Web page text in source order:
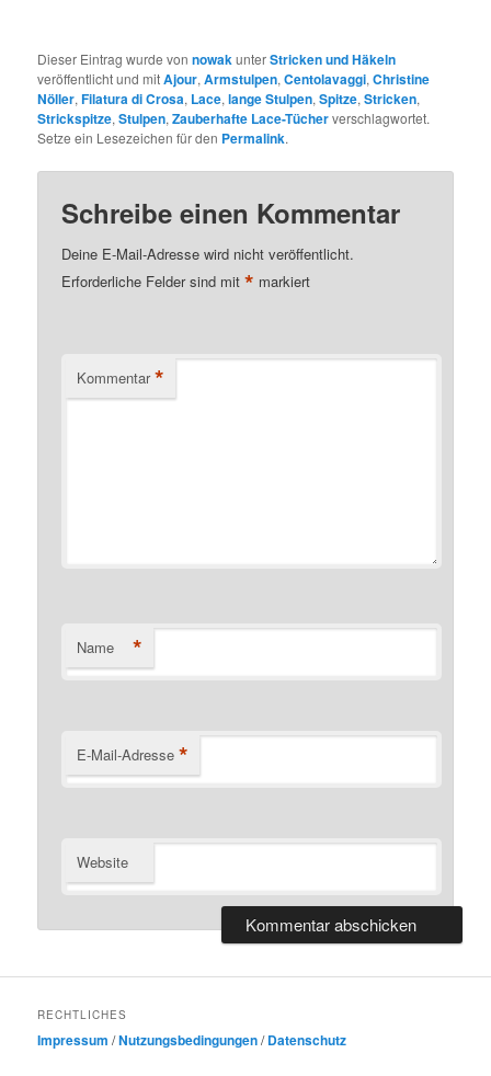
Dieser Eintrag wurde vonnowakunterStricken und Häkeln
veröffentlicht und mitAjour,Armstulpen,Centolavaggi,Christine
Nöller,Filatura di Crosa, Lace,lange Stulpen,Spitze,Stricken,
Strickspitze,Stulpen,Zauberhafte Lace-Tücherverschlagwortet.
Setze ein Lesezeichen für den Permalink.
Schreibe einen Kommentar
Deine E-Mail-Adresse wird nicht veröffentlicht.
Erforderliche Felder sind mit* markiert
Kommentar *
Name *
E-Mail-Adresse *
Website
RECHTLICHES
Impressum /Nutzungsbedingungen/Datenschutz